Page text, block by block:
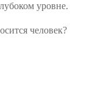
уровне.
человек?